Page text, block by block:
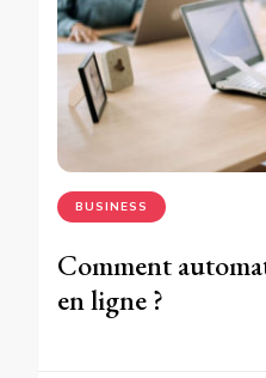
BUSINESS
Comment
en ligne ?